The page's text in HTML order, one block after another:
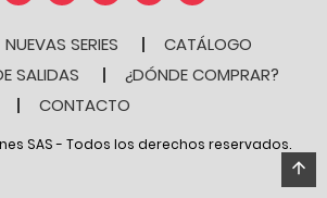
NUEVAS SERIES
CATÁLOGO
SALIDAS
¿DÓNDE COMPRAR?
CONTACTO
SAS - Todos los derechos reservados.